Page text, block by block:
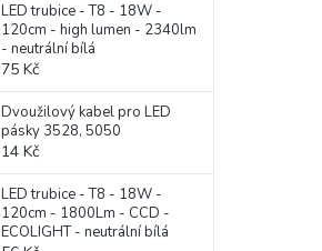
LED trubice - T8 - 18W -
120cm - high lumen - 2340lm
- neutrální bílá
75 Kč
Dvoužilový kabel pro LED
pásky 3528, 5050
14 Kč
LED trubice - T8 - 18W -
120cm - 1800Lm - CCD -
ECOLIGHT - neutrální bílá